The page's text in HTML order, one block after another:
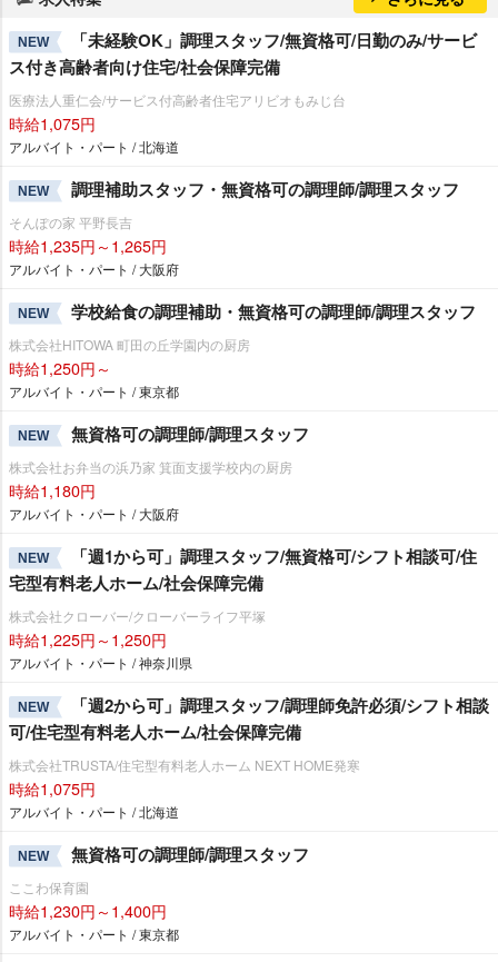
NEW
「未経験OK」調理スタッフ/無資格可/日勤のみ/サービ
ス付き高齢者向け住宅/社会保障完備
医療法人重仁会/サービス付高齢者住宅アリビオもみじ台
時給1,075円
アルバイト・パート / 北海道
NEW 調理補助スタッフ・無資格可の調理師/調理スタッフ
そんぽの家 平野長吉
時給1,235円～1,265円
アルバイト・パート / 大阪府
NEW 学校給食の調理補助・無資格可の調理師/調理スタッフ
株式会社HITOWA 町田の丘学園内の厨房
時給1,250円～
アルバイト・パート / 東京都
NEW 無資格可の調理師/調理スタッフ
株式会社お弁当の浜乃家 箕面支援学校内の厨房
時給1,180円
アルバイト・パート / 大阪府
NEW
「週1から可」調理スタッフ/無資格可/シフト相談可/住
宅型有料老人ホーム/社会保障完備
株式会社クローバー/クローバーライフ平塚
時給1,225円～1,250円
アルバイト・パート / 神奈川県
NEW
「週2から可」調理スタッフ/調理師免許必須/シフト相談
可/住宅型有料老人ホーム/社会保障完備
株式会社TRUSTA/住宅型有料老人ホーム NEXT HOME発寒
時給1,075円
アルバイト・パート / 北海道
NEW 無資格可の調理師/調理スタッフ
ここわ保育園
時給1,230円～1,400円
アルバイト・パート / 東京都